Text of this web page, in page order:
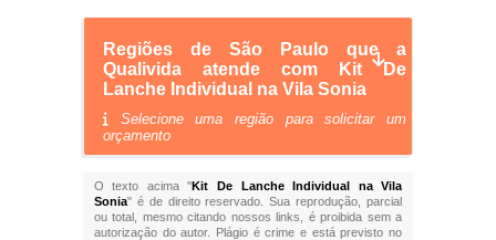
Regiões de São Paulo que a
Qualivida atende com Kit De
Lanche Individual na Vila Sonia
Selecione uma região para solicitar um
orçamento
O texto acima "Kit De Lanche Individual na Vila
Sonia" é de direito reservado. Sua reprodução, parcial
ou total, mesmo citando nossos links, é proibida sem a
autorização do autor. Plágio é crime e está previsto no